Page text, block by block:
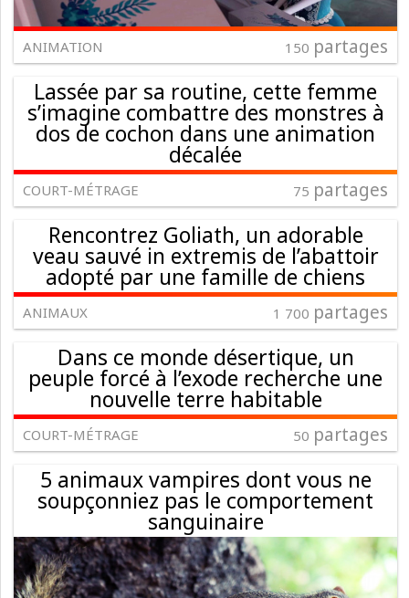
ANIMATION 150 partages
Lassée par sa routine, cette femme
s’imagine combattre des monstres à
dos de cochon dans une animation
décalée
COURT-MÉTRAGE 75 partages
Rencontrez Goliath, un adorable
veau sauvé in extremis de l’abattoir
adopté par une famille de chiens
ANIMAUX 1 700 partages
Dans ce monde désertique, un
peuple forcé à l’exode recherche une
nouvelle terre habitable
COURT-MÉTRAGE 50 partages
5 animaux vampires dont vous ne
soupçonniez pas le comportement
sanguinaire